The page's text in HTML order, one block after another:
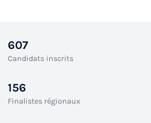
607
Candidats inscrits
156
Finalistes régionaux